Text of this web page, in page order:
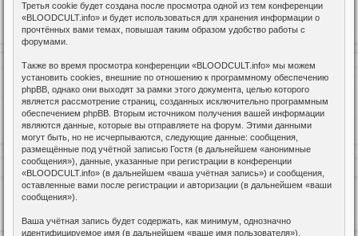
Третья cookie будет создана после просмотра одной из тем конференции
«BLOODCULT.info» и будет использоваться для хранения информации о
прочтённых вами темах, повышая таким образом удобство работы с
форумами.
Также во время просмотра конференции «BLOODCULT.info» мы можем
установить cookies, внешние по отношению к программному обеспечению
phpBB, однако они выходят за рамки этого документа, целью которого
является рассмотрение страниц, созданных исключительно программным
обеспечением phpBB. Вторым источником получения вашей информации
являются данные, которые вы отправляете на форум. Этими данными
могут быть, но не исчерпываются, следующие данные: сообщения,
размещённые под учётной записью Гостя (в дальнейшем «анонимные
сообщения»), данные, указанные при регистрации в конференции
«BLOODCULT.info» (в дальнейшем «ваша учётная запись») и сообщения,
оставленные вами после регистрации и авторизации (в дальнейшем «ваши
сообщения»).
Ваша учётная запись будет содержать, как минимум, однозначно
идентифицируемое имя (в дальнейшем «ваше имя пользователя»),